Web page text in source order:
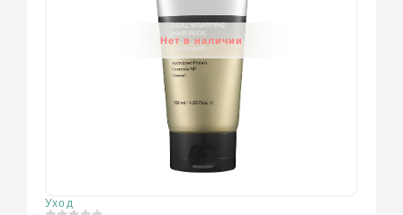
Нет в наличии
Уход